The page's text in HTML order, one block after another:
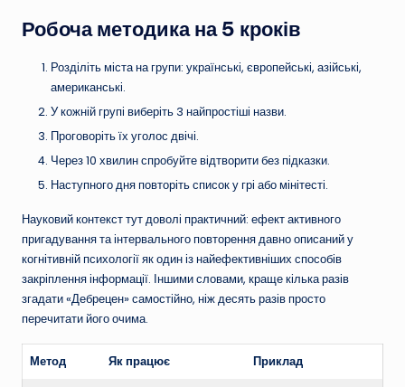
Робоча методика на 5 кроків
Розділіть міста на групи: українські, європейські, азійські,
американські.
У кожній групі виберіть 3 найпростіші назви.
Проговоріть їх уголос двічі.
Через 10 хвилин спробуйте відтворити без підказки.
Наступного дня повторіть список у грі або мінітесті.
Науковий контекст тут доволі практичний: ефект активного
пригадування та інтервального повторення давно описаний у
когнітивній психології як один із найефективніших способів
закріплення інформації. Іншими словами, краще кілька разів
згадати «Дебрецен» самостійно, ніж десять разів просто
перечитати його очима.
Метод Як працює Приклад